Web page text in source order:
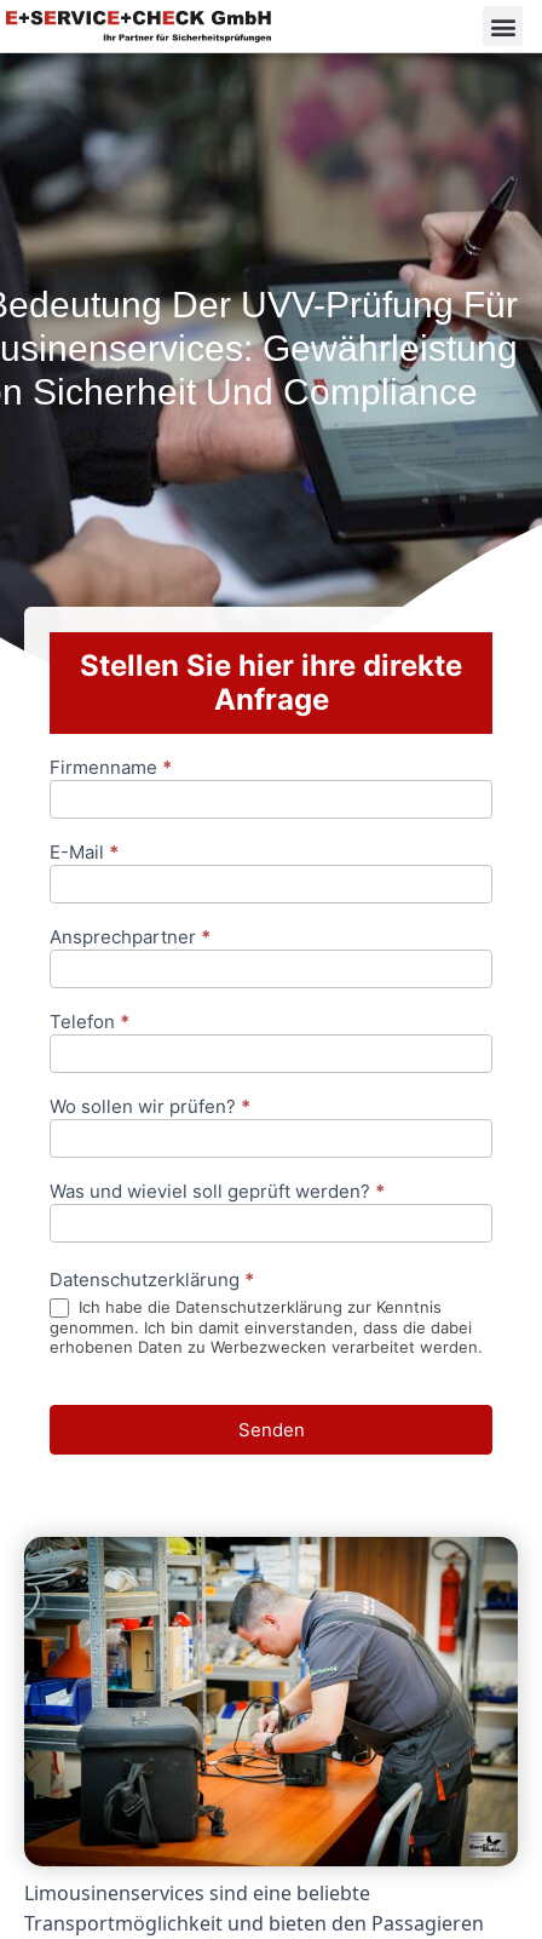
Der UVV-Prüfung Für
Gewährleistung
Sicherheit Und Compliance
Stellen Sie hier ihre direkte
Anfrage
Anfrageformular
Firmenname *
E-Mail *
Ansprechpartner *
Telefon *
Wo sollen wir prüfen? *
Was und wieviel soll geprüft werden? *
Datenschutzerklärung *
Ich habe die Datenschutzerklärung zur Kenntnis
genommen. Ich bin damit einverstanden, dass die dabei
erhobenen Daten zu Werbezwecken verarbeitet werden.
Senden
Limousinenservices sind eine beliebte
Transportmöglichkeit und bieten den Passagieren